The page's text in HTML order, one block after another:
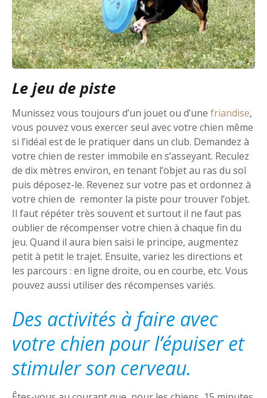
Le jeu de piste
Munissez vous toujours d’un jouet ou d’une friandise,
vous pouvez vous exercer seul avec votre chien même
si l’idéal est de le pratiquer dans un club. Demandez à
votre chien de rester immobile en s’asseyant. Reculez
de dix mètres environ, en tenant l’objet au ras du sol
puis déposez-le. Revenez sur votre pas et ordonnez à
votre chien de remonter la piste pour trouver l’objet.
Il faut répéter très souvent et surtout il ne faut pas
oublier de récompenser votre chien à chaque fin du
jeu. Quand il aura bien saisi le principe, augmentez
petit à petit le trajet. Ensuite, variez les directions et
les parcours : en ligne droite, ou en courbe, etc. Vous
pouvez aussi utiliser des récompenses variés.
Des activités à faire avec
votre chien pour l’épuiser et
stimuler son cerveau.